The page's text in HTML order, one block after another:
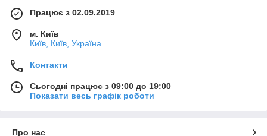
Працює з 02.09.2019
м. Київ
Київ, Київ, Україна
Контакти
Сьогодні працює з 09:00 до 19:00
Показати весь графік роботи
Про нас